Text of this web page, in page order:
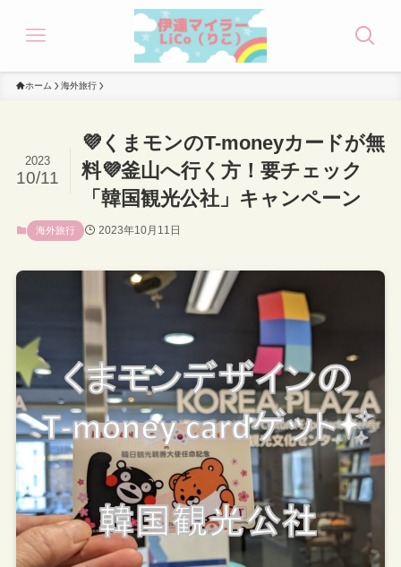
ホーム 海外旅行
💜くまモンのT-moneyカードが無
料💜釜山へ行く方！要チェック
「韓国観光公社」キャンペーン
2023
10/11
海外旅行 2023年10月11日